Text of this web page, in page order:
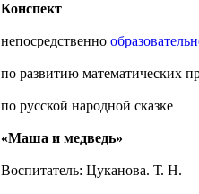
Конспект
непосредственно
по развитию математических
по русской народной сказке
«Маша и медведь»
Воспитатель: Цуканова. Т. Н.